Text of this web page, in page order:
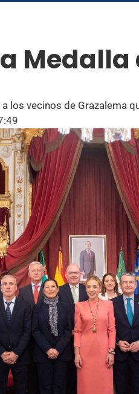
los vecinos de Grazalema